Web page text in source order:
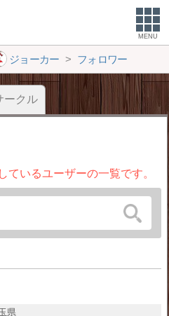
MENU
ジョーカー フォロワー
ークル
ているユーザーの一覧です。
県